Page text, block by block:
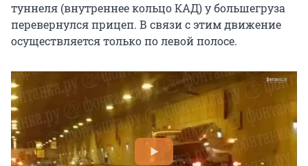
туннеля (внутреннее кольцо КАД) у большегруза
перевернулся прицеп. В связи с этим движение
осуществляется только по левой полосе.